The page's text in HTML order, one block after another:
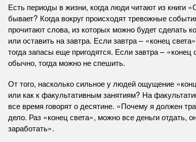
Есть периоды в жизни, когда люди читают из книги
бывает? Когда вокруг происходят тревожные
прочитают слова, из которых можно будет сделать
или оставить на завтра. Если завтра – «конец
тогда запасы еще пригодятся. Если завтра –
обычно, тогда можно не спешить.
От того, насколько сильное у людей ощущение
или как к факультативным занятиям? На
все время говорят о десятине. «Почему я должен
дело. Раз «конец света», можно все деньги отдать,
заработать».